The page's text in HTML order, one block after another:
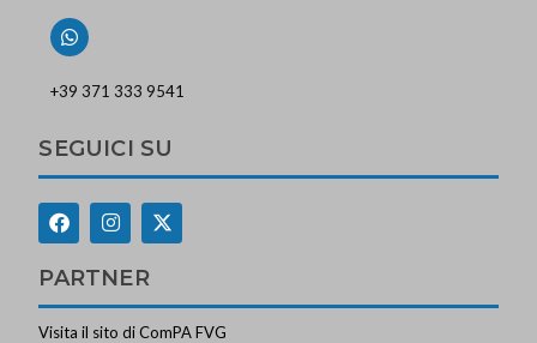
+39 371 333 9541
SEGUICI SU
PARTNER
Visita il sito di ComPA FVG